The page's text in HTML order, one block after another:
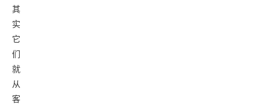
其
实
它
们
就
从
客